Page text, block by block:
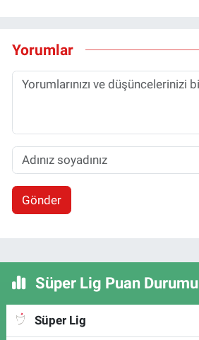
Yorumlar
Gönder
Süper Lig Puan Durumu
Süper Lig